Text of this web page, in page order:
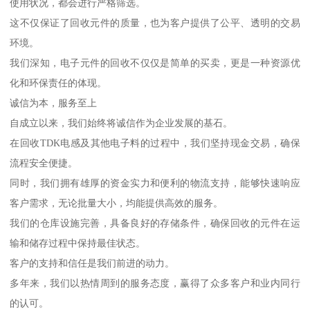
使用状况，都会进行严格筛选。
这不仅保证了回收元件的质量，也为客户提供了公平、透明的交易
环境。
我们深知，电子元件的回收不仅仅是简单的买卖，更是一种资源优
化和环保责任的体现。
诚信为本，服务至上
自成立以来，我们始终将诚信作为企业发展的基石。
在回收TDK电感及其他电子料的过程中，我们坚持现金交易，确保
流程安全便捷。
同时，我们拥有雄厚的资金实力和便利的物流支持，能够快速响应
客户需求，无论批量大小，均能提供高效的服务。
我们的仓库设施完善，具备良好的存储条件，确保回收的元件在运
输和储存过程中保持最佳状态。
客户的支持和信任是我们前进的动力。
多年来，我们以热情周到的服务态度，赢得了众多客户和业内同行
的认可。